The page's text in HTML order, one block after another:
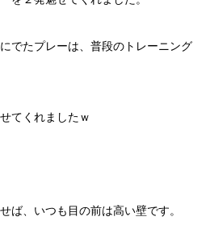
でたプレーは、普段のトレーニング
てくれましたｗ
ば、いつも目の前は高い壁です。